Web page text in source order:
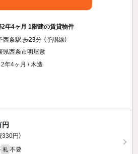
年4ヶ月 1階建の賃貸物件
西条駅 歩23分 （予讃線）
県西条市明屋敷
年4ヶ月 / 木造
円
330円）
礼 不要